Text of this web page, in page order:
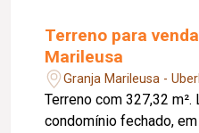
Terreno para
Marileusa
Granja Marileusa -
Terreno com 327,32 m². Localizado em
condomínio fechado,